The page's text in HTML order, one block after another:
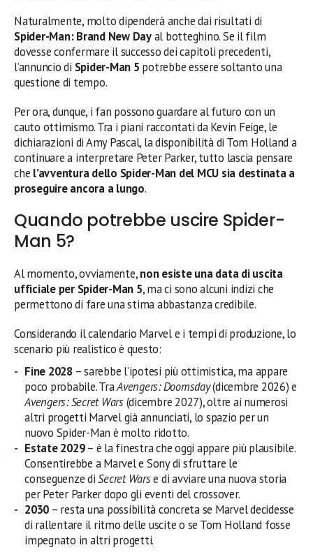
Naturalmente, molto dipenderà anche dai risultati di
Spider-Man: Brand New Dayal botteghino. Se il film
dovesse confermare il successo dei capitoli precedenti,
l’annuncio di Spider-Man 5 potrebbe essere soltanto una
questione di tempo.
Per ora, dunque, i fan possono guardare al futuro con un
cauto ottimismo. Tra i piani raccontati da Kevin Feige, le
dichiarazioni di Amy Pascal, la disponibilità di Tom Holland a
continuare a interpretare Peter Parker, tutto lascia pensare
che l’avventura dello Spider-Man del MCU sia destinata a
proseguire ancora a lungo.
Quando potrebbe uscire Spider-
Man 5?
Al momento, ovviamente,non esiste una data di uscita
ufficiale per Spider-Man 5, ma ci sono alcuni indizi che
permettono di fare una stima abbastanza credibile.
Considerando il calendario Marvel e i tempi di produzione, lo
scenario più realistico è questo:
Fine 2028– sarebbe l’ipotesi più ottimistica, ma appare
poco probabile. TraAvengers: Doomsday(dicembre 2026) e
Avengers: Secret Wars(dicembre 2027), oltre ai numerosi
altri progetti Marvel già annunciati, lo spazio per un
nuovo Spider-Man è molto ridotto.
Estate 2029– è la finestra che oggi appare più plausibile.
Consentirebbe a Marvel e Sony di sfruttare le
conseguenze diSecret Warse di avviare una nuova storia
per Peter Parker dopo gli eventi del crossover.
2030 – resta una possibilità concreta se Marvel decidesse
di rallentare il ritmo delle uscite o se Tom Holland fosse
impegnato in altri progetti.